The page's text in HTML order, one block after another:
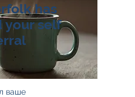
has
your self
ваше